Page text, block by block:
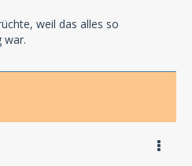
weil das alles so
war.